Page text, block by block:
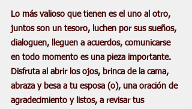
Lo más valioso que tienen es el uno al otro,
juntos son un tesoro, luchen por sus sueños,
dialoguen, lleguen a acuerdos, comunicarse
en todo momento es una pieza importante.
Disfruta al abrir los ojos, brinca de la cama,
abraza y besa a tu esposa (o), una oración de
agradecimiento y listos, a revisar tus